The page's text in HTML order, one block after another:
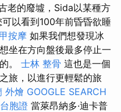
老的廢墟，Sida以某種方
以看到100年前昏昏欲睡
按摩 如果我們想發現冰
坐在方向盤後最多停止一
。 士林 整骨 這也是一個
旅，以進行更輕鬆的旅
外燴 GOOGLE SEARCH
胞證 當萊昂納多·迪卡普